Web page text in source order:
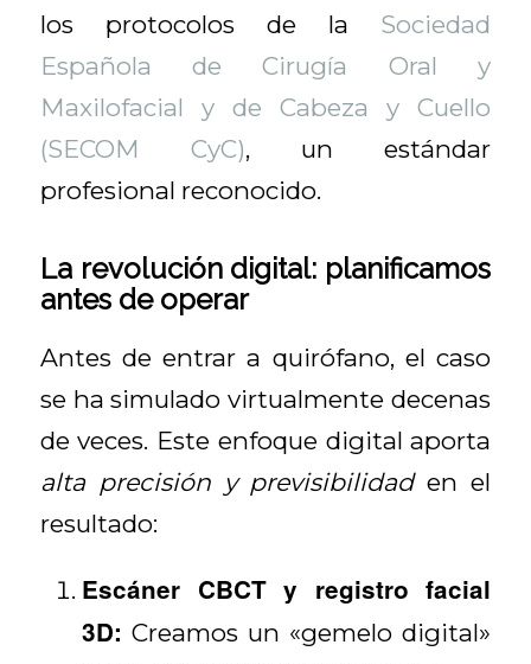
los protocolos de la Sociedad
Española de Cirugía Oral y
Maxilofacial y de Cabeza y Cuello
(SECOM CyC), un estándar
profesional reconocido.
La revolución digital: planificamos
antes de operar
Antes de entrar a quirófano, el caso
se ha simulado virtualmente decenas
de veces. Este enfoque digital aporta
alta precisión y previsibilidaden el
resultado:
Escáner CBCT y registro facial
3D: Creamos un «gemelo digital»